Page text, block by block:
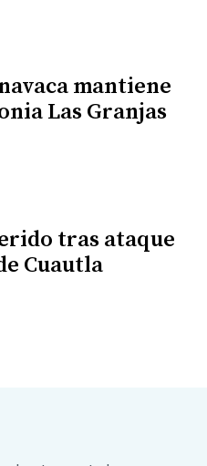
mantiene
Las Granjas
tras ataque
Cuautla